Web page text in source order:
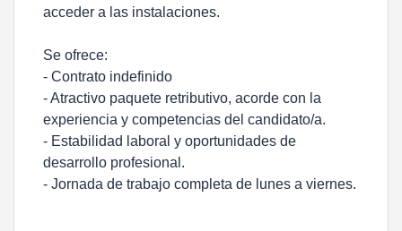
acceder a las instalaciones.
Se ofrece:
- Contrato indefinido
- Atractivo paquete retributivo, acorde con la
experiencia y competencias del candidato/a.
- Estabilidad laboral y oportunidades de
desarrollo profesional.
- Jornada de trabajo completa de lunes a viernes.